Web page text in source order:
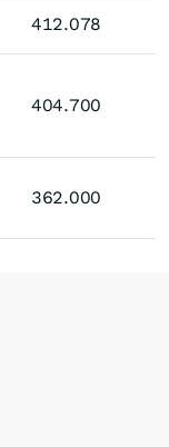
412.078
404.700
362.000